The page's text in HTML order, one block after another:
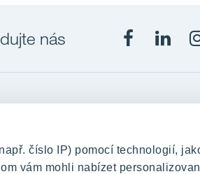
číslo IP) pomocí technologií,
vám mohli nabízet
nás
Projekty
RANTA
RANTA